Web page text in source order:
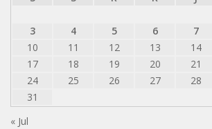
3
4 5 6 7
10
11 12 13 14
17
18 19 20 21
24
25 26 27 28
31
« Jul